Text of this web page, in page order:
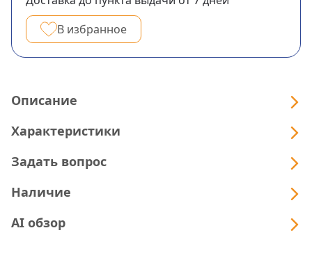
В избранное
Описание
Характеристики
Задать вопрос
Наличие
AI обзор